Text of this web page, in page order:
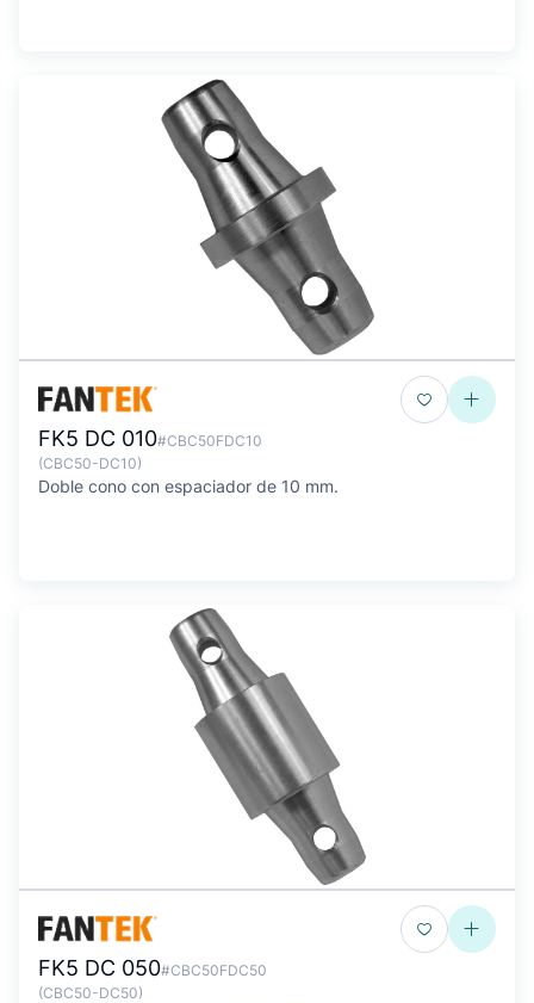
FK5 DC 010#CBC50FDC10
(CBC50-DC10)
Doble cono con espaciador de 10 mm.
FK5 DC 050#CBC50FDC50
(CBC50-DC50)